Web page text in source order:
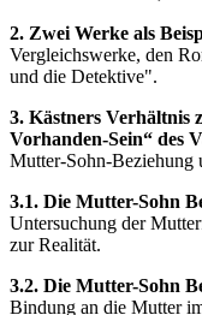
2. Zwei Werke als
Vergleichswerke, den
und die Detektive".
3. Kästners Verhältnis
Vorhanden-Sein“ des
Mutter-Sohn-Beziehung
3.1. Die Mutter-Sohn
Untersuchung der
zur Realität.
3.2. Die Mutter-Sohn
Bindung an die Mutter